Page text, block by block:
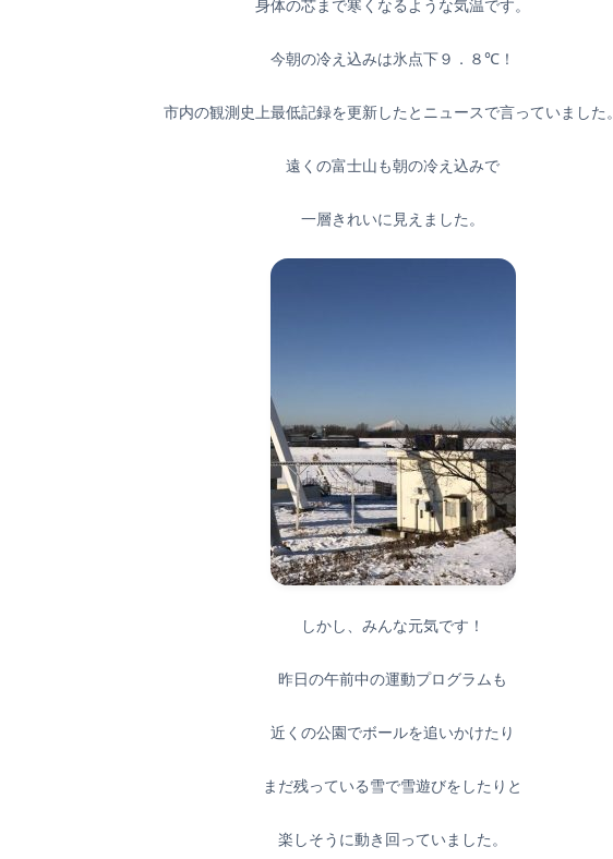
身体の芯まで寒くなるような気温です。
今朝の冷え込みは氷点下９．８℃！
市内の観測史上最低記録を更新したとニュースで言っていました。
遠くの富士山も朝の冷え込みで
一層きれいに見えました。
しかし、みんな元気です！
昨日の午前中の運動プログラムも
近くの公園でボールを追いかけたり
まだ残っている雪で雪遊びをしたりと
楽しそうに動き回っていました。